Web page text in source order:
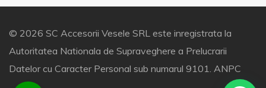
© 2026 SC Accesorii Vesele SRL este inregistrata la
Autoritatea Nationala de Supraveghere a Prelucrarii
Datelor cu Caracter Personal sub numarul 9101. ANPC